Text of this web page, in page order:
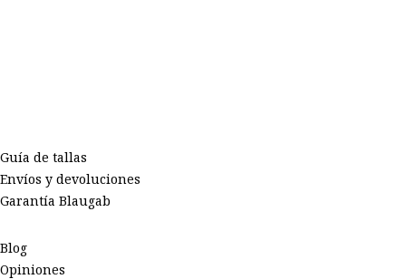
Guía de tallas
Envíos y devoluciones
Garantía Blaugab
Blog
Opiniones